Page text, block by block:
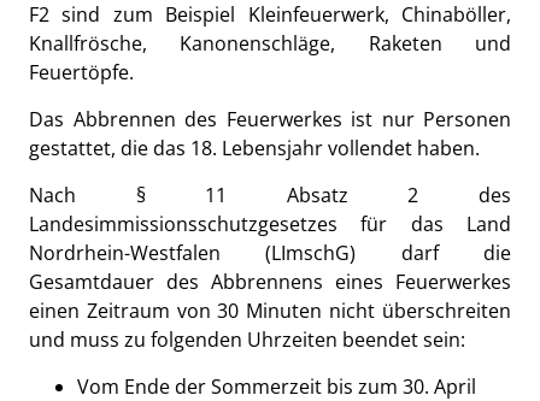
F2 sind zum Beispiel Kleinfeuerwerk, Chinaböller,
Knallfrösche, Kanonenschläge, Raketen und
Feuertöpfe.
Das Abbrennen des Feuerwerkes ist nur Personen
gestattet, die das 18. Lebensjahr vollendet haben.
Nach § 11 Absatz 2 des
Landesimmissionsschutzgesetzes für das Land
Nordrhein-Westfalen (LImschG) darf die
Gesamtdauer des Abbrennens eines Feuerwerkes
einen Zeitraum von 30 Minuten nicht überschreiten
und muss zu folgenden Uhrzeiten beendet sein:
Vom Ende der Sommerzeit bis zum 30. April